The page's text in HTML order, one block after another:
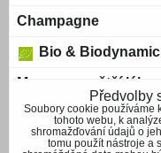
Champagne
Bio & Biodynamic
Magnum a větší láhve
Bag-in-Box
Blue wine
Předvolby
Soubory cookie používáme
tohoto webu, k
shromažďování údajů o
tomu použít nástroje a